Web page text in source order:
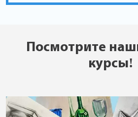
Посмотрите
курсы!